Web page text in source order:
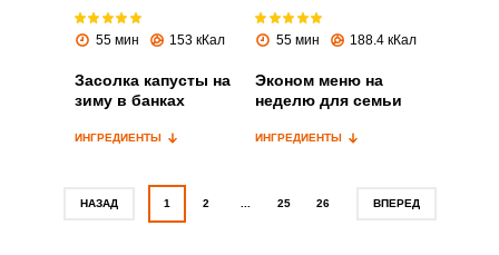
55 мин 153 кКал
Засолка капусты на
зиму в банках
ИНГРЕДИЕНТЫ
55 мин 188.4 кКал
Эконом меню на
неделю для семьи
ИНГРЕДИЕНТЫ
НАЗАД 1 2 25 26 ВПЕРЕД
ВХОД
Забыли пароль?